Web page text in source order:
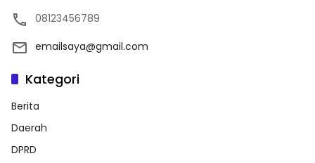
08123456789
emailsaya@gmail.com
Kategori
Berita
Daerah
DPRD